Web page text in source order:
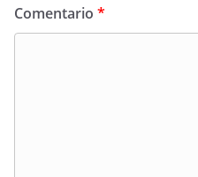
Comentario *